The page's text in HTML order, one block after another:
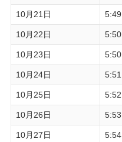
10月21日 5:49
10月22日 5:50
10月23日 5:50
10月24日 5:51
10月25日 5:52
10月26日 5:53
10月27日 5:54